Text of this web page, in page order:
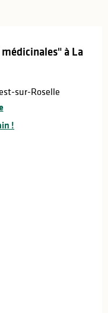
à La
sur-Roselle
!